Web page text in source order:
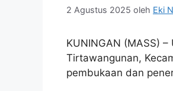
2 Agustus 2025 oleh Eki
KUNINGAN (MASS)
Tirtawangunan,
pembukaan dan